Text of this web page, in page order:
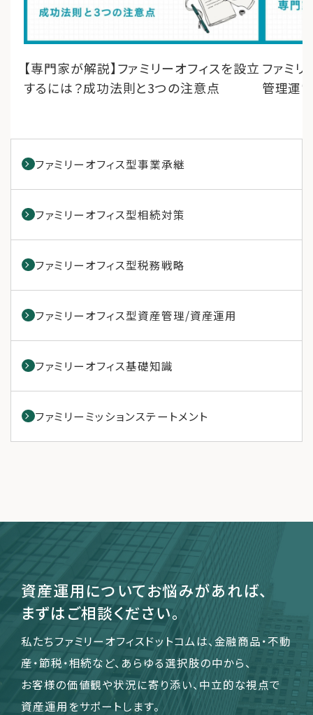
【専門家が解説】ファミリーオフィスを設立
するには？成功法則と3つの注意点
ファミ
管理運
ファミリーオフィス型事業承継
ファミリーオフィス型相続対策
ファミリーオフィス型税務戦略
ファミリーオフィス型資産管理/資産運用
ファミリーオフィス基礎知識
ファミリーミッションステートメント
資産運用についてお悩みがあれば、
まずはご相談ください。
私たちファミリーオフィスドットコムは、金融商品・不動
産・節税・相続など、あらゆる選択肢の中から、
お客様の価値観や状況に寄り添い、中立的な視点で
資産運用をサポートします。